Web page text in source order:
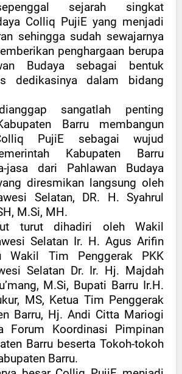
sejarah singkat
Colliq PujiE yang menjadi
sehingga sudah sewajarnya
penghargaan berupa
Budaya sebagai bentuk
dedikasinya dalam bidang
sangatlah penting
Barru membangun
PujiE sebagai wujud
Kabupaten Barru
jasa dari Pahlawan Budaya
diresmikan langsung oleh
Selatan, DR. H. Syahrul
M.Si, MH.
turut dihadiri oleh Wakil
Selatan Ir. H. Agus Arifin
Wakil Tim Penggerak PKK
Selatan Dr. Ir. Hj. Majdah
M.Si, Bupati Barru Ir.H.
MS, Ketua Tim Penggerak
Barru, Hj. Andi Citta Mariogi
Forum Koordinasi Pimpinan
Barru beserta Tokoh-tokoh
Barru.